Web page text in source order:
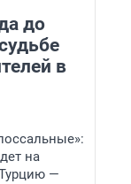
до
в
на
—